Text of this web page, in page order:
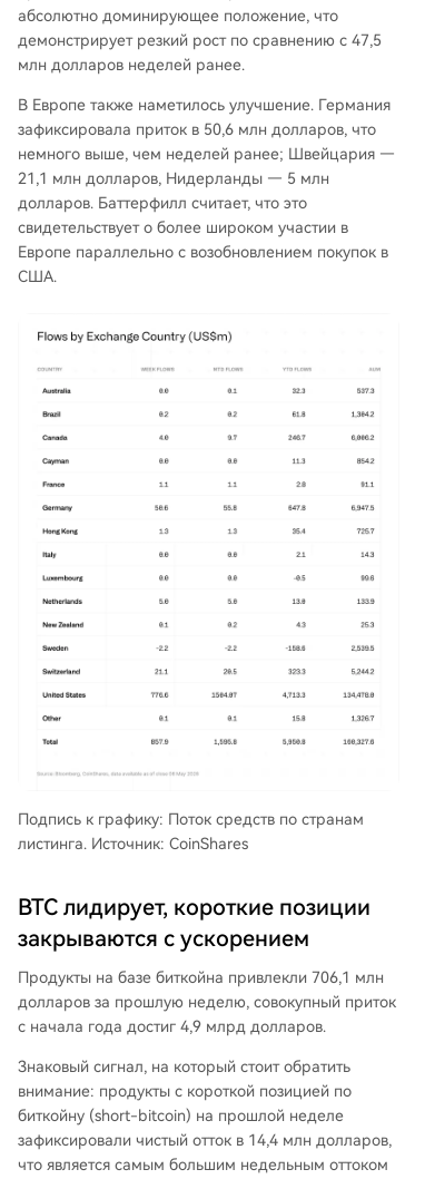
абсолютно доминирующее положение, что
демонстрирует резкий рост по сравнению с 47,5
млн долларов неделей ранее.
В Европе также наметилось улучшение. Германия
зафиксировала приток в 50,6 млн долларов, что
немного выше, чем неделей ранее; Швейцария —
21,1 млн долларов, Нидерланды — 5 млн
долларов. Баттерфилл считает, что это
свидетельствует о более широком участии в
Европе параллельно с возобновлением покупок в
США.
Подпись к графику: Поток средств по странам
листинга. Источник: CoinShares
BTC лидирует, короткие позиции
закрываются с ускорением
Продукты на базе биткойна привлекли 706,1 млн
долларов за прошлую неделю, совокупный приток
с начала года достиг 4,9 млрд долларов.
Знаковый сигнал, на который стоит обратить
внимание: продукты с короткой позицией по
биткойну (short-bitcoin) на прошлой неделе
зафиксировали чистый отток в 14,4 млн долларов,
что является самым большим недельным оттоком